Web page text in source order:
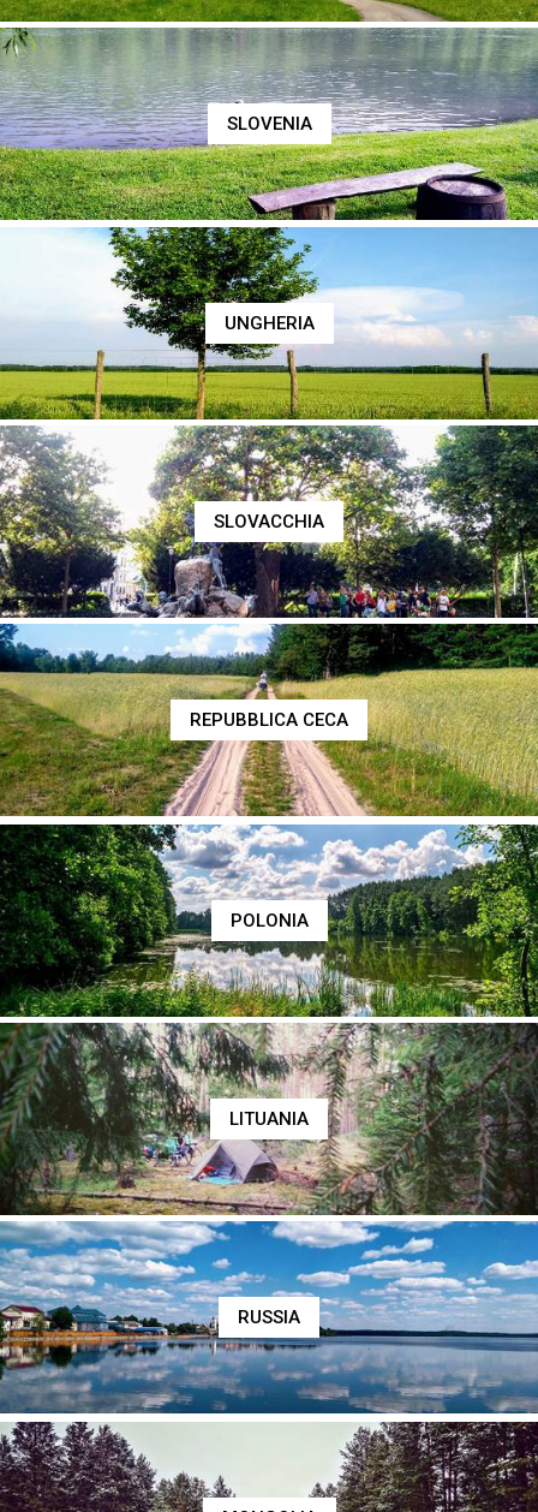
SLOVENIA
UNGHERIA
SLOVACCHIA
REPUBBLICA CECA
POLONIA
LITUANIA
RUSSIA